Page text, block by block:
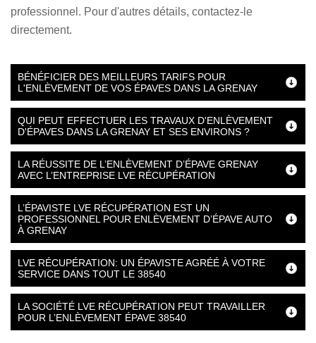
professionnel. Pour d'autres détails, contactez-le
directement.
BÉNÉFICIER DES MEILLEURS TARIFS POUR
L'ENLÈVEMENT DE VOS ÉPAVES DANS LA GRENAY
QUI PEUT EFFECTUER LES TRAVAUX D'ENLÈVEMENT
D'ÉPAVES DANS LA GRENAY ET SES ENVIRONS ?
LA RÉUSSITE DE L’ENLÈVEMENT D’ÉPAVE GRENAY
AVEC L’ENTREPRISE LVE RÉCUPÉRATION
L’ÉPAVISTE LVE RÉCUPÉRATION EST UN
PROFESSIONNEL POUR ENLÈVEMENT D’ÉPAVE AUTO
À GRENAY
LVE RÉCUPÉRATION: UN ÉPAVISTE AGRÉÉ À VOTRE
SERVICE DANS TOUT LE 38540
LA SOCIÉTÉ LVE RÉCUPÉRATION PEUT TRAVAILLER
POUR L’ENLÈVEMENT ÉPAVE 38540